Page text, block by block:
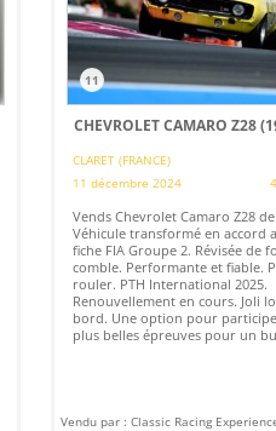
11
CHEVROLET CAMARO Z28
CLARET (FRANCE)
11 décembre 2024
Vends Chevrolet Camaro Z28 de
Véhicule transformé en accord
fiche FIA Groupe 2. Révisée de
comble. Performante et fiable.
rouler. PTH International 2025.
Renouvellement en cours. Joli
bord. Une option pour
plus belles épreuves pour un
Vendu par : Classic Racing